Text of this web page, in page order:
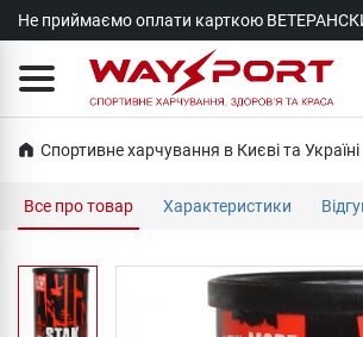
Не приймаємо оплати карткою
Спортивне харчування в Києві та Україні
Все про товар Характеристики